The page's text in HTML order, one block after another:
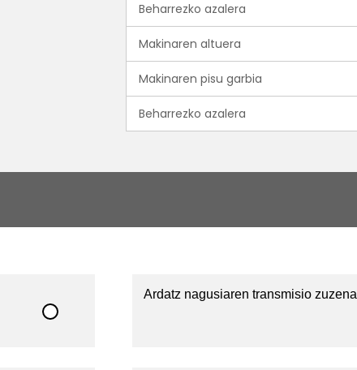
Beharrezko azalera
Makinaren altuera
Makinaren pisu garbia
Beharrezko azalera
Ardatz nagusiaren transmisio zuzena